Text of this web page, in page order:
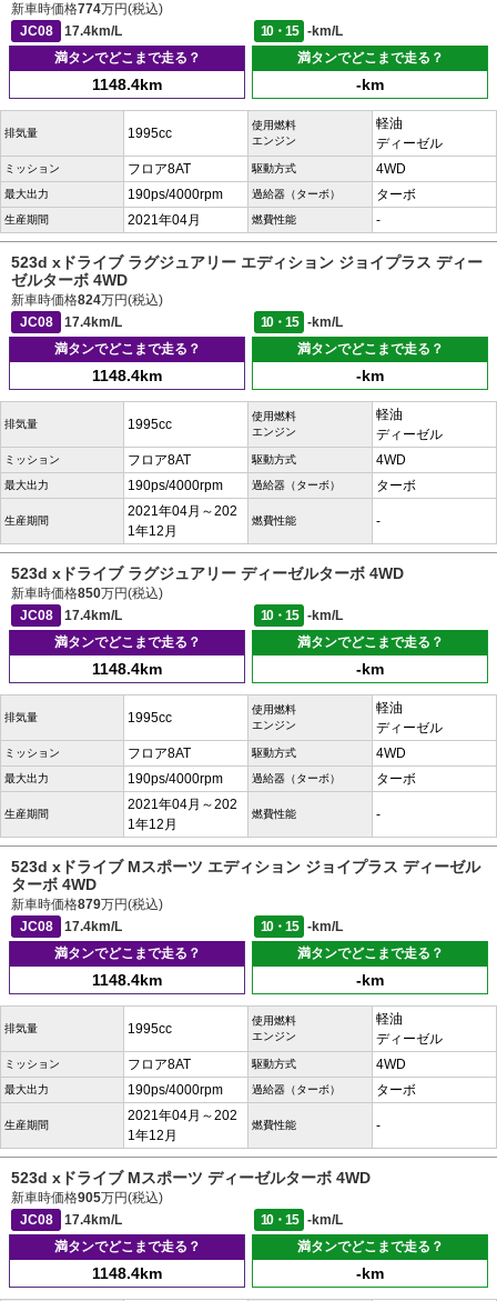
新車時価格774万円(税込)
JC08
17.4km/L 10・15
-km/L
満タンでどこまで走る？
1148.4km
満タンでどこまで走る？
-km
排気量 1995cc
使用燃料
エンジン
軽油
ディーゼル
ミッション フロア8AT 駆動方式 4WD
最大出力 190ps/4000rpm 過給器（ターボ） ターボ
生産期間 2021年04月 燃費性能 -
523d xドライブ ラグジュアリー エディション ジョイプラス ディー
ゼルターボ 4WD
新車時価格824万円(税込)
JC08
17.4km/L 10・15
-km/L
満タンでどこまで走る？
1148.4km
満タンでどこまで走る？
-km
排気量 1995cc
使用燃料
エンジン
軽油
ディーゼル
ミッション フロア8AT 駆動方式 4WD
最大出力 190ps/4000rpm 過給器（ターボ） ターボ
生産期間
2021年04月～202
1年12月
燃費性能 -
523d xドライブ ラグジュアリー ディーゼルターボ 4WD
新車時価格850万円(税込)
JC08
17.4km/L 10・15
-km/L
満タンでどこまで走る？
1148.4km
満タンでどこまで走る？
-km
排気量 1995cc
使用燃料
エンジン
軽油
ディーゼル
ミッション フロア8AT 駆動方式 4WD
最大出力 190ps/4000rpm 過給器（ターボ） ターボ
生産期間
2021年04月～202
1年12月
燃費性能 -
523d xドライブ Mスポーツ エディション ジョイプラス ディーゼル
ターボ 4WD
新車時価格879万円(税込)
JC08
17.4km/L 10・15
-km/L
満タンでどこまで走る？
1148.4km
満タンでどこまで走る？
-km
排気量 1995cc
使用燃料
エンジン
軽油
ディーゼル
ミッション フロア8AT 駆動方式 4WD
最大出力 190ps/4000rpm 過給器（ターボ） ターボ
生産期間
2021年04月～202
1年12月
燃費性能 -
523d xドライブ Mスポーツ ディーゼルターボ 4WD
新車時価格905万円(税込)
JC08
17.4km/L 10・15
-km/L
満タンでどこまで走る？
1148.4km
満タンでどこまで走る？
-km